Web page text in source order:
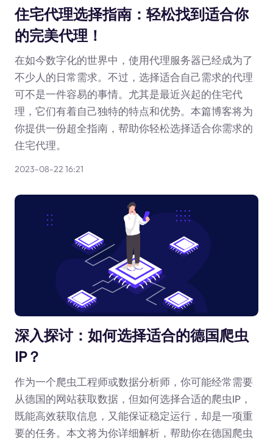
住宅代理选择指南：轻松找到适合你
的完美代理！
在如今数字化的世界中，使用代理服务器已经成为了
不少人的日常需求。不过，选择适合自己需求的代理
可不是一件容易的事情。尤其是最近兴起的住宅代
理，它们有着自己独特的特点和优势。本篇博客将为
你提供一份超全指南，帮助你轻松选择适合你需求的
住宅代理。
2023-08-22 16:21
深入探讨：如何选择适合的德国爬虫
IP？
作为一个爬虫工程师或数据分析师，你可能经常需要
从德国的网站获取数据，但如何选择合适的爬虫IP，
既能高效获取信息，又能保证稳定运行，却是一项重
要的任务。本文将为你详细解析，帮助你在德国爬虫